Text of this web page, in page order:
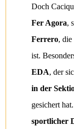
Doch
Fer Agora,
Ferrero, die
ist.
EDA, der
in der
gesichert
sportlicher